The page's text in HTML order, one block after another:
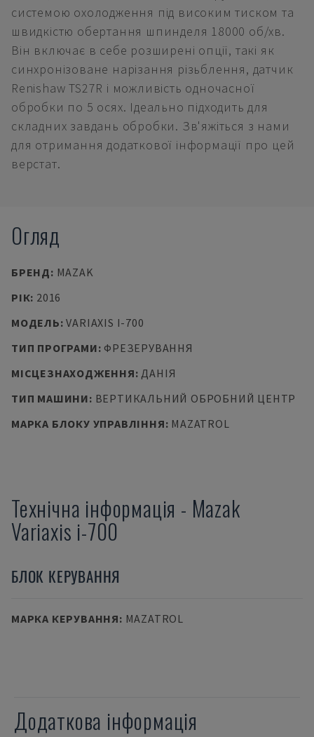
системою охолодження під високим тиском та
швидкістю обертання шпинделя 18000 об/хв.
Він включає в себе розширені опції, такі як
синхронізоване нарізання різьблення, датчик
Renishaw TS27R і можливість одночасної
обробки по 5 осях. Ідеально підходить для
складних завдань обробки. Зв'яжіться з нами
для отримання додаткової інформації про цей
верстат.
Огляд
БРЕНД: MAZAK
РІК: 2016
МОДЕЛЬ:VARIAXIS I-700
ТИП ПРОГРАМИ: ФРЕЗЕРУВАННЯ
МІСЦЕЗНАХОДЖЕННЯ:ДАНІЯ
ТИП МАШИНИ: ВЕРТИКАЛЬНИЙ ОБРОБНИЙ ЦЕНТР
МАРКА БЛОКУ УПРАВЛІННЯ: MAZATROL
Технічна інформація - Mazak
Variaxis i-700
БЛОК КЕРУВАННЯ
МАРКА КЕРУВАННЯ: MAZATROL
Додаткова інформація